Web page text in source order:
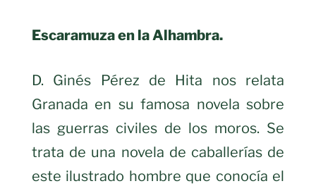
Escaramuza en la Alhambra.
D. Ginés Pérez de Hita nos relata
Granada en su famosa novela sobre
las guerras civiles de los moros. Se
trata de una novela de caballerías de
este ilustrado hombre que conocía el